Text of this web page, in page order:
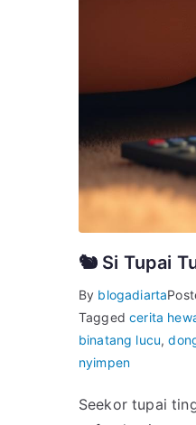
🐿️ Si Tupai
By blogadiarta
Taggedcerita
binatang lucu,
nyimpen
Seekor tupai